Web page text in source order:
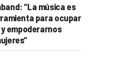
“La música es
para ocupar
empoderarnos